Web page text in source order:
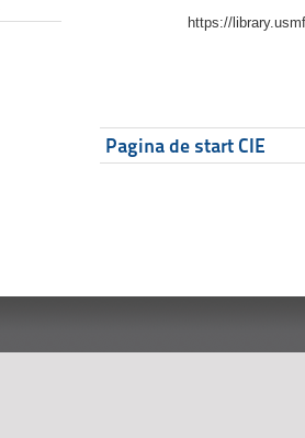
https://
Pagina de start CIE